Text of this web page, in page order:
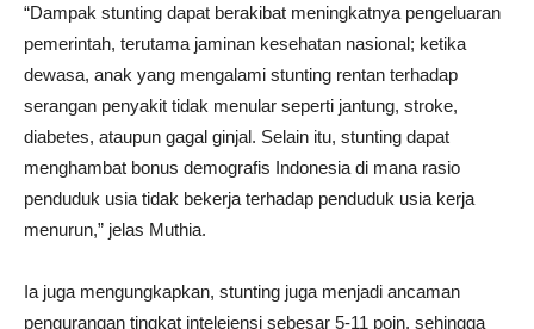
“Dampak stunting dapat berakibat meningkatnya pengeluaran
pemerintah, terutama jaminan kesehatan nasional; ketika
dewasa, anak yang mengalami stunting rentan terhadap
serangan penyakit tidak menular seperti jantung, stroke,
diabetes, ataupun gagal ginjal. Selain itu, stunting dapat
menghambat bonus demografis Indonesia di mana rasio
penduduk usia tidak bekerja terhadap penduduk usia kerja
menurun,” jelas Muthia.
Ia juga mengungkapkan, stunting juga menjadi ancaman
pengurangan tingkat intelejensi sebesar 5-11 poin, sehingga